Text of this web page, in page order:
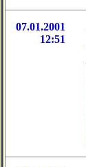
07.01.2001
12:51